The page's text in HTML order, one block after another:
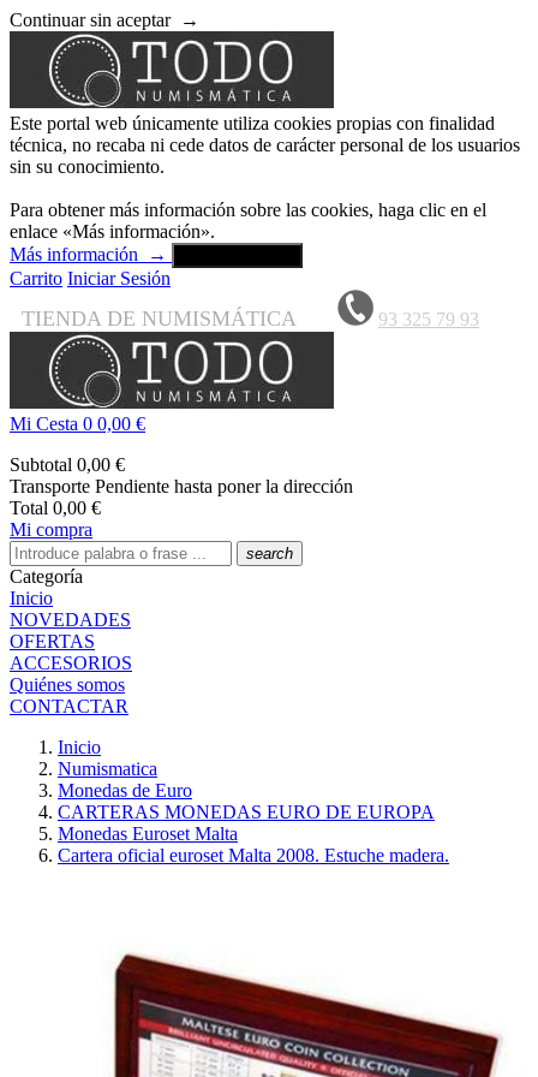
Continuar sin aceptar →
Este portal web únicamente utiliza cookies propias con finalidad
técnica, no recaba ni cede datos de carácter personal de los usuarios
sin su conocimiento.
Para obtener más información sobre las cookies, haga clic en el
enlace «Más información».
Más información
→
Carrito Iniciar Sesión
TIENDA DE NUMISMÁTICA 93 325 79 93
Mi Cesta 0 0,00 €
Subtotal 0,00 €
Transporte Pendiente hasta poner la dirección
Total 0,00 €
Mi compra
search
Categoría
Inicio
NOVEDADES
OFERTAS
ACCESORIOS
Quiénes somos
CONTACTAR
Inicio
Numismatica
Monedas de Euro
CARTERAS MONEDAS EURO DE EUROPA
Monedas Euroset Malta
Cartera oficial euroset Malta 2008. Estuche madera.